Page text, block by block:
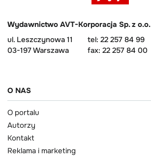
Wydawnictwo AVT-Korporacja Sp. z o.o.
ul. Leszczynowa 11
03-197 Warszawa
tel: 22 257 84 99
fax: 22 257 84 00
O NAS
O portalu
Autorzy
Kontakt
Reklama i marketing